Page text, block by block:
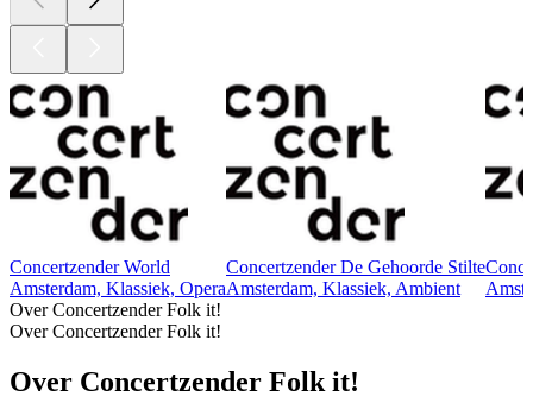
Concertzender World
Amsterdam, Klassiek, Opera
Concertzender De Gehoorde Stilte
Amsterdam, Klassiek, Ambient
Over Concertzender Folk it!
Over Concertzender Folk it!
Over Concertzender Folk it!